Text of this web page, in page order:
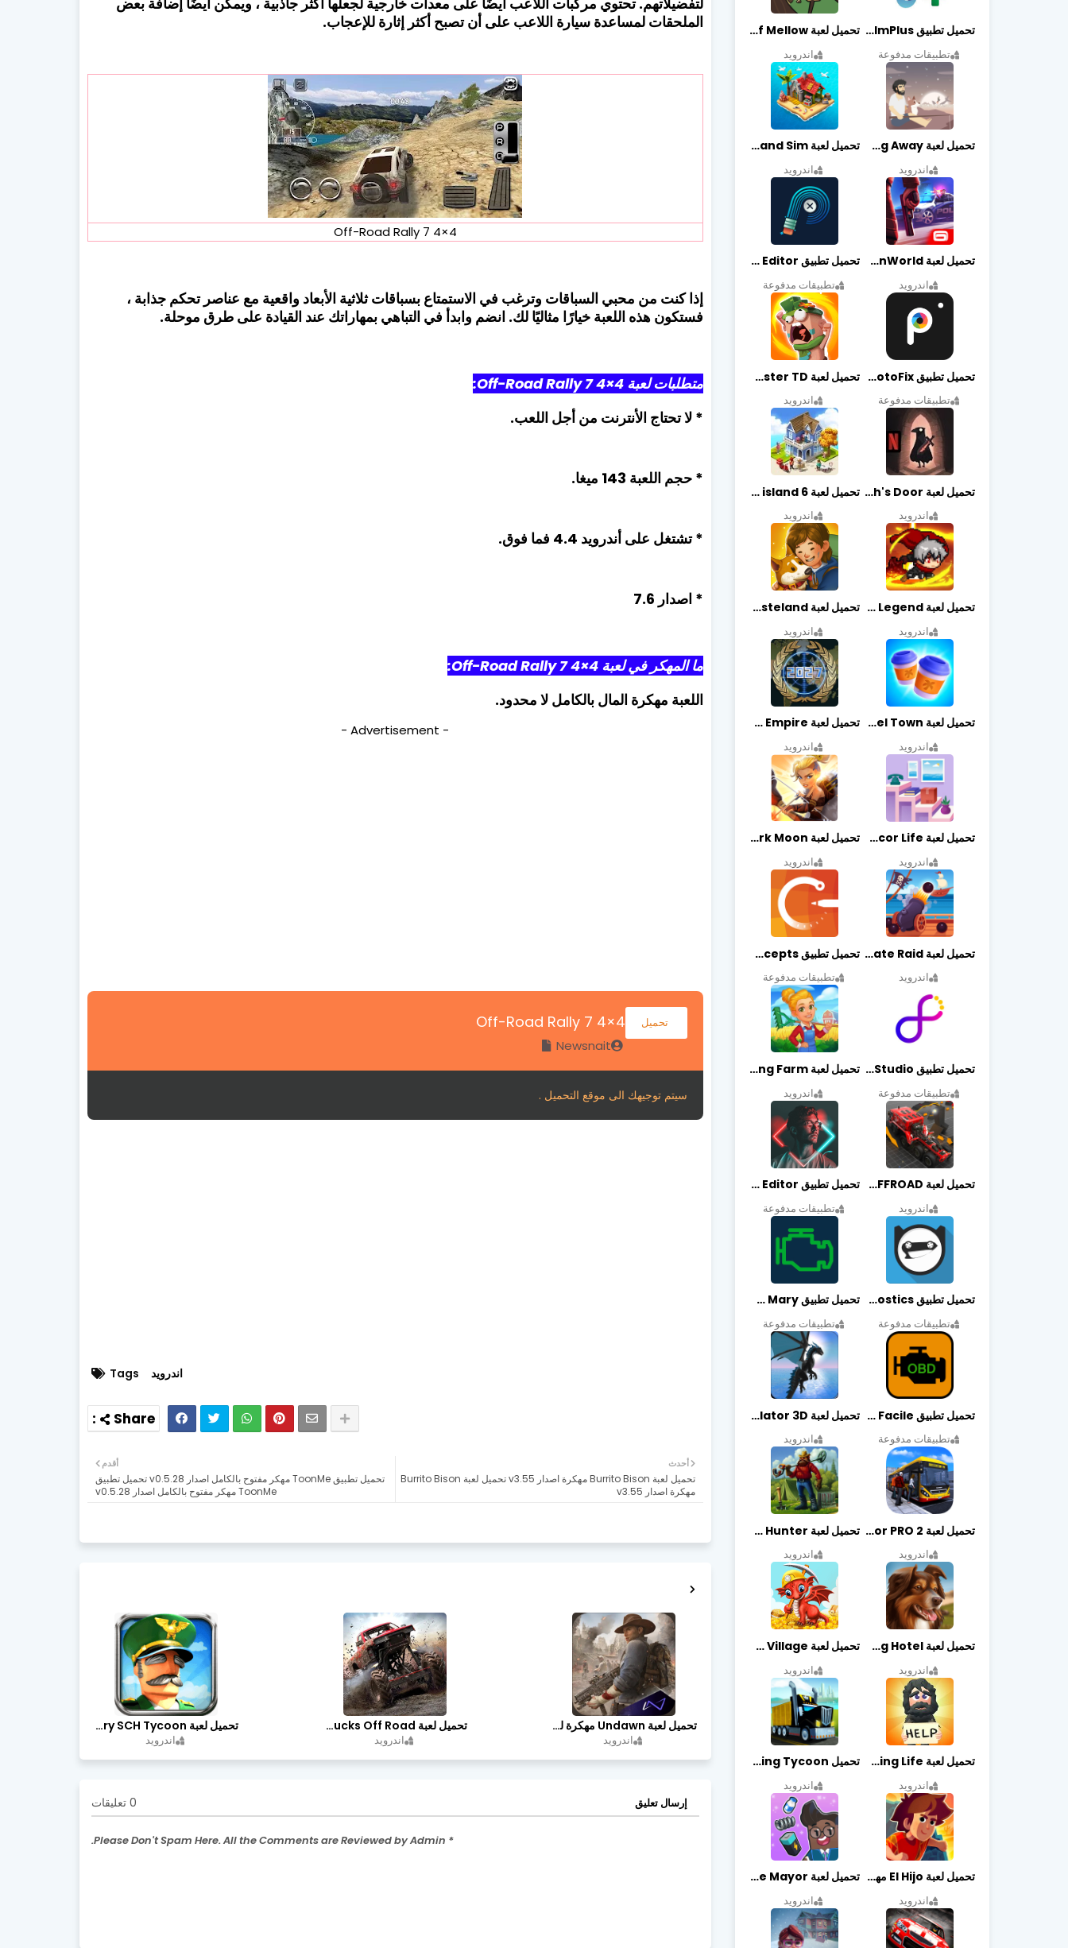
الملحقات لمساعدة سيارة اللاعب على أن تصبح أكثر إثارة للإعجاب.
4×4 Off-Road Rally 7
إذا كنت من محبي السباقات وترغب في الاستمتاع بسباقات ثلاثية الأبعاد واقعية مع عناصر تحكم جذابة ،
فستكون هذه اللعبة خيارًا مثاليًا لك. انضم وابدأ في التباهي بمهاراتك عند القيادة على طرق موحلة.
متطلبات لعبة 4×4 Off-Road Rally 7:
* لا تحتاج الأنترنت من أجل اللعب.
* حجم اللعبة 143 ميغا.
* تشتغل على أندرويد 4.4 فما فوق.
* اصدار 7.6
ما المهكر في لعبة 4×4 Off-Road Rally 7:
اللعبة مهكرة المال بالكامل لا محدود.
- Advertisement -
4×4 Off-Road Rally 7 تحميل
Newsnait
سيتم توجيهك الى موقع التحميل .
Tags اندرويد
أحدث
تحميل لعبة Burrito Bison مهكرة اصدار v3.55 تحميل لعبة Burrito Bison
مهكرة اصدار v3.55
أقدم
تحميل تطبيق ToonMe مهكر مفتوح بالكامل اصدار v0.5.28 تحميل تطبيق
ToonMe مهكر مفتوح بالكامل اصدار v0.5.28
تحميل لعبة Undawn مهكرة للأندرويد أخر إصدار | تحميل مباشر + موارد غير محدودة
اندرويد
تحميل لعبة Trucks Off Road مهكرة اخر اصدار
اندرويد
تحميل لعبة Idle Military SCH Tycoon مهكرة آخر إصدار
اندرويد
إرسال تعليق 0 تعليقات
* Please Don't Spam Here. All the Comments are Reviewed by Admin.
تحميل تطبيق FilmPlus أخر إصدار
تطبيقات مدفوعة
تحميل لعبة Life of Mellow مهكرة أخر إصدار
اندرويد
تحميل لعبة Casting Away مهكرة أخر إصدار
اندرويد
تحميل لعبة Fantasy Island Sim مهكرة أخر إصدار
اندرويد
تحميل لعبة Gangstar New Orleans OpenWorld مهكرة أخر إصدار
اندرويد
تحميل تطبيق Retouch Remove Objects Editor مهكرة اخر إصدار
تطبيقات مدفوعة
تحميل تطبيق PhotoFix مهكر آخر إصدار
تطبيقات مدفوعة
تحميل لعبة Candy Disaster TD مهكرة اخر إصدار
اندرويد
تحميل لعبة Death's Door مهكرة أخر إصدار
اندرويد
تحميل لعبة city island 6 مهكرة أخر إصدار
اندرويد
تحميل لعبة Slayer Legend مهكرة أخر إصدار
اندرويد
تحميل لعبة Merge Survival : Wasteland مهكرة أخر إصدار
اندرويد
تحميل لعبة Travel Town مهكرة أخر إصدار
اندرويد
تحميل لعبة World Empire مهكرة أخر إصدار
اندرويد
تحميل لعبة Decor Life مهكرة أخر إصدار
اندرويد
تحميل لعبة Lionheart: Dark Moon مهكرة أخر إصدار
اندرويد
تحميل لعبة Pirate Raid مهكرة أخر إصدار
اندرويد
تحميل تطبيق Concepts مهكر أخر إصدار
تطبيقات مدفوعة
تحميل تطبيق Graphic Studio مهكر أخر إصدار
تطبيقات مدفوعة
تحميل لعبة Cooking Farm مهكرة أخر إصدار
اندرويد
تحميل لعبة PROJECT:OFFROAD مهكرة أخر إصدار
اندرويد
تحميل تطبيق NeonArt Photo Editor مهكر أخر إصدار
تطبيقات مدفوعة
تحميل تطبيق OBDeleven Car Diagnostics مهكر أخر إصدار
تطبيقات مدفوعة
تحميل تطبيق Obd Mary مهكر أخر إصدار
تطبيقات مدفوعة
تحميل تطبيق EOBD Facile مهكر أخر إصدار
تطبيقات مدفوعة
تحميل لعبة Dragon Simulator 3D مهكرة أخر إصدار
اندرويد
تحميل لعبة Bus Simulator PRO 2 مهكرة أخر إصدار
اندرويد
تحميل لعبة Treasure Hunter مهكرة أخر إصدار
اندرويد
تحميل لعبة Dog Hotel مهكرة أخر إصدار
اندرويد
تحميل لعبة Dragon Village مهكرة أخر إصدار
اندرويد
تحميل لعبة Begging Life مهكرة أخر إصدار
اندرويد
تحميل Transit King Tycoon مهكرة أخر إصدار
اندرويد
تحميل لعبة El Hijo مهكرة أخر إصدار
اندرويد
تحميل لعبة Merge Mayor مهكرة أخر إصدار
اندرويد